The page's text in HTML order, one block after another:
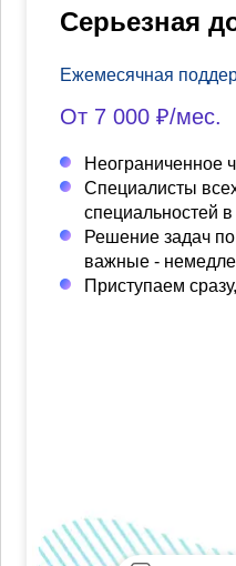
Серьезная
Ежемесячная
От 7 000 ₽/мес.
Неограниченное
Специалисты
специальностей
Решение задач
важные -
Приступаем